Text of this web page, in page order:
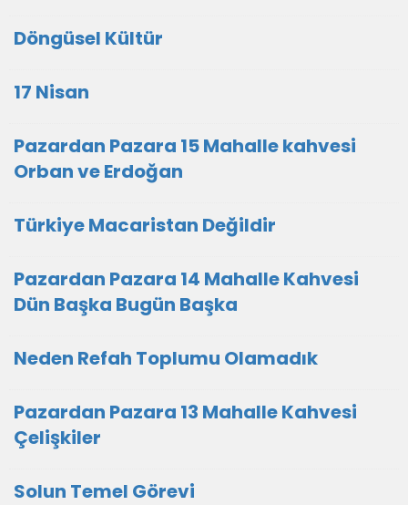
Döngüsel Kültür
17 Nisan
Pazardan Pazara 15 Mahalle kahvesi
Orban ve Erdoğan
Türkiye Macaristan Değildir
Pazardan Pazara 14 Mahalle Kahvesi
Dün Başka Bugün Başka
Neden Refah Toplumu Olamadık
Pazardan Pazara 13 Mahalle Kahvesi
Çelişkiler
Solun Temel Görevi